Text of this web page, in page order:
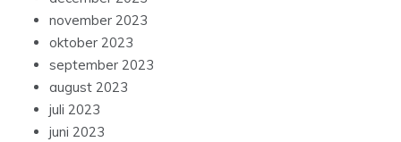
november 2023
oktober 2023
september 2023
august 2023
juli 2023
juni 2023